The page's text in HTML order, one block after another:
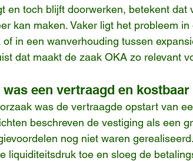
en toch blijft doorwerken, betekent dat
kan maken. Vaker ligt het probleem
in een wanverhouding tussen
dat maakt de zaak OKA zo relevant
een vertraagd en
was de vertraagde opstart van
beschreven de vestiging als een
nog niet waren
liquiditeitsdruk toe en sloeg de